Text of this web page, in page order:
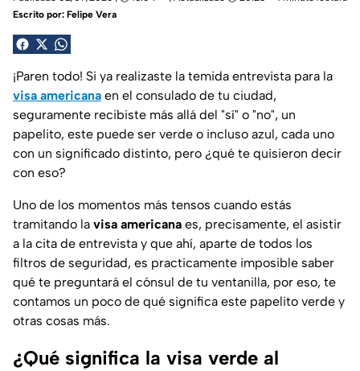
Escrito por: Felipe Vera
¡Paren todo! Si ya realizaste la temida entrevista para la
visa americana en el consulado de tu ciudad,
seguramente recibiste más allá del "sí" o "no", un
papelito, este puede ser verde o incluso azul, cada uno
con un significado distinto, pero ¿qué te quisieron decir
con eso?
Uno de los momentos más tensos cuando estás
tramitando la visa americana es, precisamente, el asistir
a la cita de entrevista y que ahí, aparte de todos los
filtros de seguridad, es practicamente imposible saber
qué te preguntará el cónsul de tu ventanilla, por eso, te
contamos un poco de qué significa este papelito verde y
otras cosas más.
¿Qué significa la visa verde al